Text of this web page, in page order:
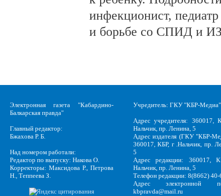
инфекционист,
и борьбе со СПИД и
Электронная газета "Кабардино-
Балкарская правда"
Главный редактор:
Бжахова Р. Б.
Над номером работали:
Редактор по выпуску: Накова О.
Корректоры: Максидова Р., Петрова
Н., Теппеева З.
Учредитель: ГКУ "КБР-Медиа"
Адрес учредителя: 360017,
Нальчик, пр. Ленина, 5
Адрес издателя (ГКУ "КБР-
360017, КБР, г .Нальчик, пр.
5
Адрес редакции: 360017,
Нальчик, пр. Ленина, 5
Телефон редакции: 8(8662)
Адрес электронной
kbpravda@mail.ru